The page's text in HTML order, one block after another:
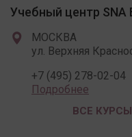
Учебный центр SNA
МОСКВА
ул. Верхняя
+7 (495) 278-02-04
Подробнее
ВСЕ